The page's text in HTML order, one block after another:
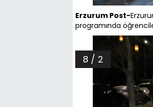
Erzurum Post-
programında
8 / 2